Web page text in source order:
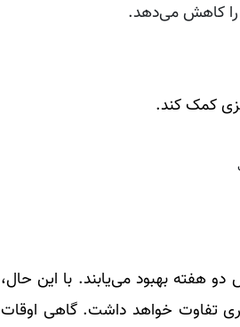
را کاهش می‌دهد.
کمک کند.
هفته بهبود می‌یابند. با این حال،
تفاوت خواهد داشت. گاهی اوقات